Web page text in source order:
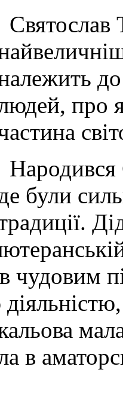
Святослав
до
про
Народився
були
чудовим
мала
в